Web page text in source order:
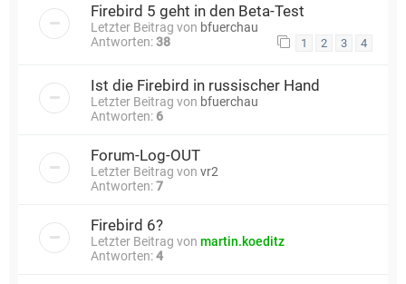
Firebird 5 geht in den Beta-Test
Letzter Beitrag von bfuerchau
Antworten:38 1 2 3 4
Ist die Firebird in russischer Hand
Letzter Beitrag von bfuerchau
Antworten: 6
Forum-Log-OUT
Letzter Beitrag von vr2
Antworten:7
Firebird 6?
Letzter Beitrag von martin.koeditz
Antworten:4